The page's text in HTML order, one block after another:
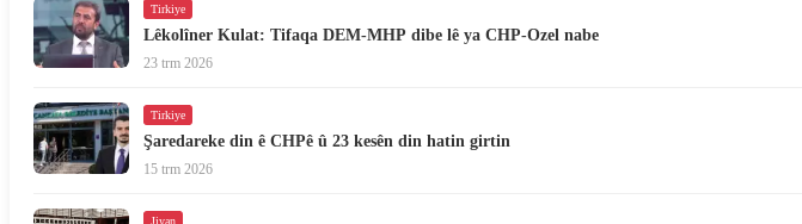
Tirkiye
Lêkolîner Kulat: Tifaqa DEM-MHP dibe lê ya CHP-Ozel nabe
23 trm 2026
Tirkiye
Şaredareke din ê CHPê û 23 kesên din hatin girtin
15 trm 2026
Jiyan